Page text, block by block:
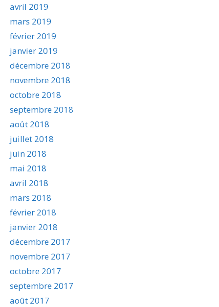
avril 2019
mars 2019
février 2019
janvier 2019
décembre 2018
novembre 2018
octobre 2018
septembre 2018
août 2018
juillet 2018
juin 2018
mai 2018
avril 2018
mars 2018
février 2018
janvier 2018
décembre 2017
novembre 2017
octobre 2017
septembre 2017
août 2017